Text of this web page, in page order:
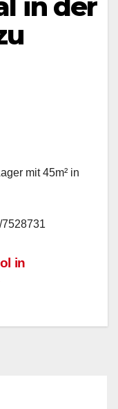
in der
mit 45m² in
7528731
in